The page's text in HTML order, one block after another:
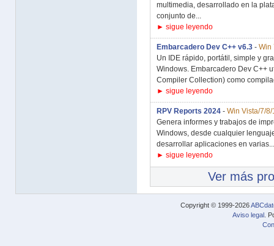
multimedia, desarrollado en la
conjunto de...
► sigue leyendo
Embarcadero Dev C++ v6.3 - Win
Un IDE rápido, portátil, simple y
Windows. Embarcadero Dev C++
Compiler Collection) como
► sigue leyendo
RPV Reports 2024 - Win Vista/7/8/
Genera informes y trabajos de
Windows, desde cualquier
desarrollar aplicaciones en varias...
► sigue leyendo
Ver más
Copyright © 1999-2026
Aviso legal .